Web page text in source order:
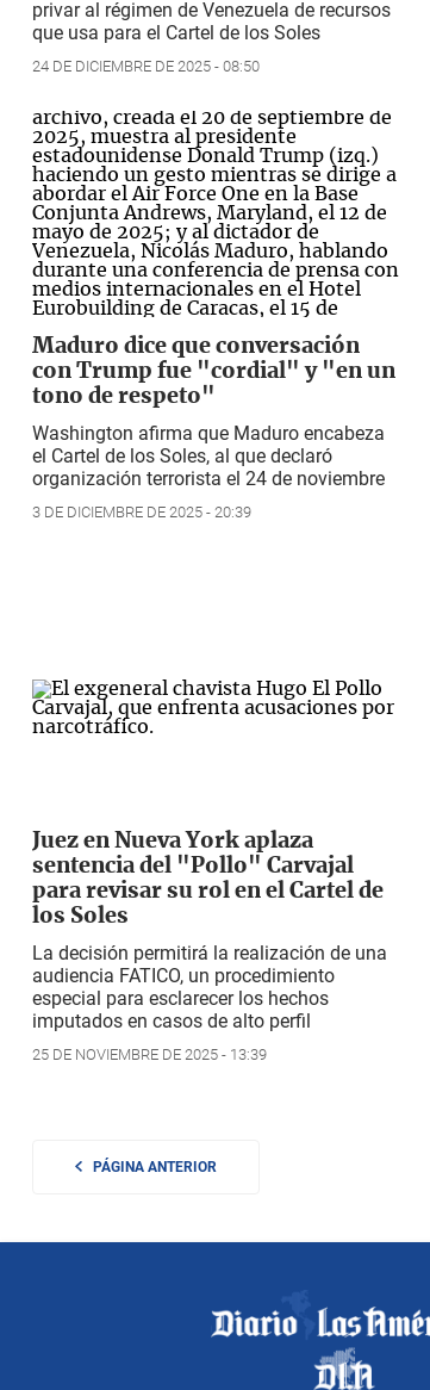
privar al régimen de Venezuela de recursos
que usa para el Cartel de los Soles
24 DE DICIEMBRE DE 2025 - 08:50
Maduro dice que conversación
con Trump fue "cordial" y "en un
tono de respeto"
Washington afirma que Maduro encabeza
el Cartel de los Soles, al que declaró
organización terrorista el 24 de noviembre
3 DE DICIEMBRE DE 2025 - 20:39
Juez en Nueva York aplaza
sentencia del "Pollo" Carvajal
para revisar su rol en el Cartel de
los Soles
La decisión permitirá la realización de una
audiencia FATICO, un procedimiento
especial para esclarecer los hechos
imputados en casos de alto perfil
25 DE NOVIEMBRE DE 2025 - 13:39
PÁGINA ANTERIOR